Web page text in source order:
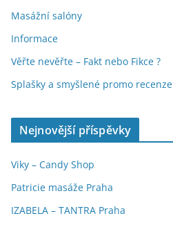
Masážní salóny
Informace
Věřte nevěřte – Fakt nebo Fikce ?
Splašky a smyšlené promo recenze
Nejnovější příspěvky
Viky – Candy Shop
Patricie masáže Praha
IZABELA – TANTRA Praha